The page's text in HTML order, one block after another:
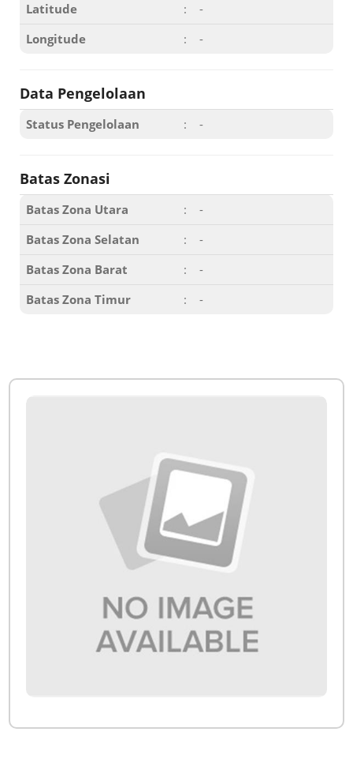
Latitude
:
-
Longitude
: -
Data Pengelolaan
Status Pengelolaan : -
Batas Zonasi
Batas Zona Utara :
-
Batas Zona Selatan
:
-
Batas Zona Barat
:
-
Batas Zona Timur
: -